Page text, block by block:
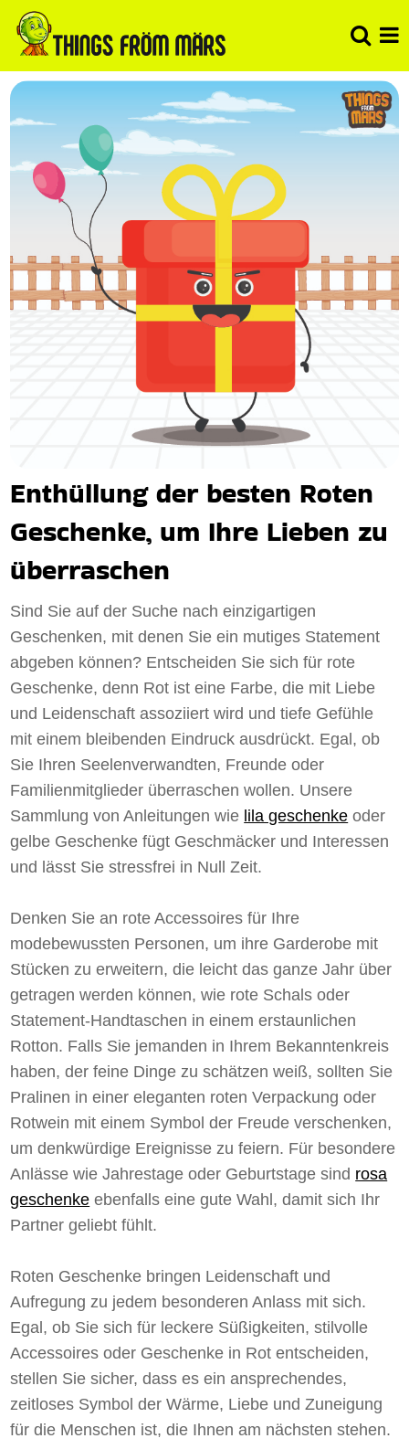
Enthüllung der besten Roten
Geschenke, um Ihre Lieben zu
überraschen
Sind Sie auf der Suche nach einzigartigen
Geschenken, mit denen Sie ein mutiges Statement
abgeben können? Entscheiden Sie sich für rote
Geschenke, denn Rot ist eine Farbe, die mit Liebe
und Leidenschaft assoziiert wird und tiefe Gefühle
mit einem bleibenden Eindruck ausdrückt. Egal, ob
Sie Ihren Seelenverwandten, Freunde oder
Familienmitglieder überraschen wollen. Unsere
Sammlung von Anleitungen wie lila geschenke oder
gelbe Geschenke fügt Geschmäcker und Interessen
und lässt Sie stressfrei in Null Zeit.
Denken Sie an rote Accessoires für Ihre
modebewussten Personen, um ihre Garderobe mit
Stücken zu erweitern, die leicht das ganze Jahr über
getragen werden können, wie rote Schals oder
Statement-Handtaschen in einem erstaunlichen
Rotton. Falls Sie jemanden in Ihrem Bekanntenkreis
haben, der feine Dinge zu schätzen weiß, sollten Sie
Pralinen in einer eleganten roten Verpackung oder
Rotwein mit einem Symbol der Freude verschenken,
um denkwürdige Ereignisse zu feiern. Für besondere
Anlässe wie Jahrestage oder Geburtstage sind rosa
geschenke ebenfalls eine gute Wahl, damit sich Ihr
Partner geliebt fühlt.
Roten Geschenke bringen Leidenschaft und
Aufregung zu jedem besonderen Anlass mit sich.
Egal, ob Sie sich für leckere Süßigkeiten, stilvolle
Accessoires oder Geschenke in Rot entscheiden,
stellen Sie sicher, dass es ein ansprechendes,
zeitloses Symbol der Wärme, Liebe und Zuneigung
für die Menschen ist, die Ihnen am nächsten stehen.